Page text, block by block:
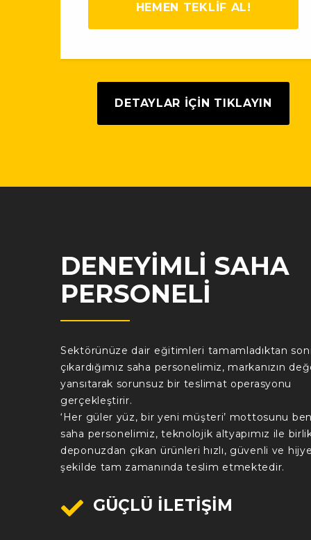
HEMEN TEKLİF AL!
DETAYLAR IÇIN TIKLAYIN
DENEYIMLI SAHA
PERSONELI
Sektörünüze dair eğitimleri tamamladıktan
çıkardığımız saha personelimiz, markanızın
yansıtarak sorunsuz bir teslimat operasyonu
gerçekleştirir.
‘Her güler yüz, bir yeni müşteri’ mottosunu
saha personelimiz, teknolojik altyapımız ile
deponuzdan çıkan ürünleri hızlı, güvenli ve
şekilde tam zamanında teslim etmektedir.
GÜÇLÜ İLETIŞIM